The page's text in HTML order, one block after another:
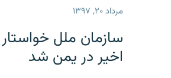
مرداد ۲۰, ۱۳۹۷
سازمان ملل
اخیر در یمن شد